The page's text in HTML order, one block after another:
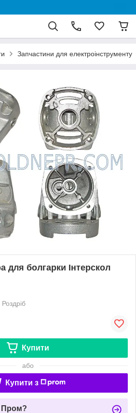
Запчастини для електроінструменту
для болгарки Інтерскол
Роздріб
Купити
або
Купити з
Пром?